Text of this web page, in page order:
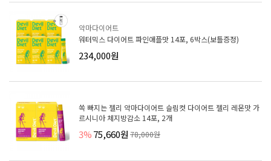
악마다이어트
워터믹스 다이어트 파인애플맛 14포, 6박스(보틀증정)
234,000원
쏙 빠지는 젤리 악마다이어트 슬림컷 다이어트 젤리 레몬맛 가
르시니아 체지방감소 14포, 2개
3%75,660원 78,000원